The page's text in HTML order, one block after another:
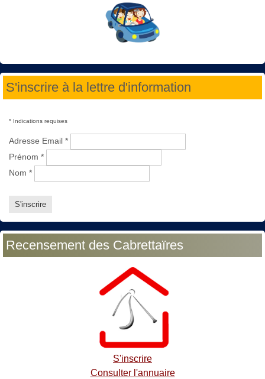
S'inscrire à la lettre d'information
* Indications requises
Adresse Email *
Prénom *
Nom *
Recensement des Cabrettaïres
S'inscrire
Consulter l'annuaire